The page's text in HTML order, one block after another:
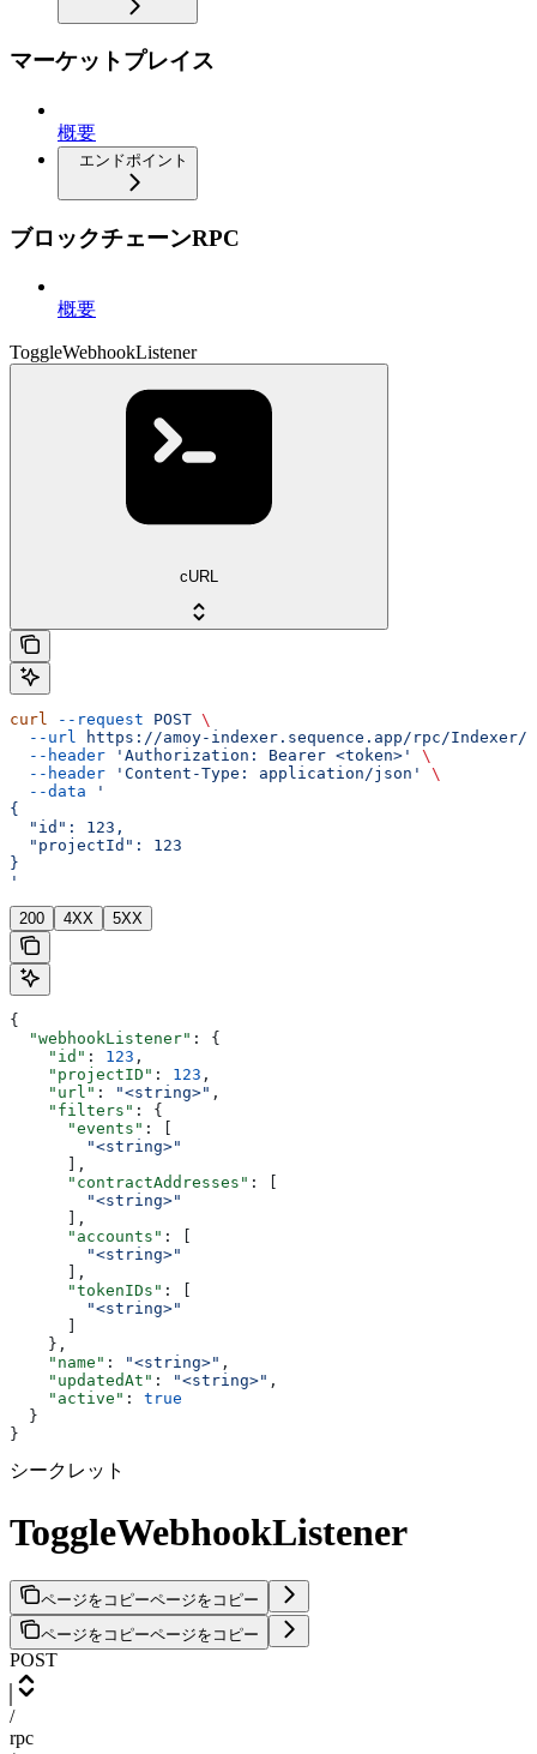
マーケットプレイス
概要
エンドポイント
ブロックチェーンRPC
概要
ToggleWebhookListener
cURL
curl --request POST \
  --url
https://amoy-indexer.sequence.app/rpc/Indexer/
  --header
'Authorization: Bearer <token>'
\
  --header
'Content-Type: application/json'
\
  --data
'
{
  "id": 123,
  "projectId": 123
}
'
200 4XX 5XX
{
  "webhookListener"
: {
    "id"
: 123 ,
    "projectID"
: 123 ,
    "url"
: "<string>" ,
    "filters"
: {
      "events"
: [
        "<string>"
      ],
      "contractAddresses"
: [
        "<string>"
      ],
      "accounts"
: [
        "<string>"
      ],
      "tokenIDs"
: [
        "<string>"
    },
    "name"
: "<string>" ,
    "updatedAt"
: "<string>" ,
    "active"
: true
  }
}
シークレット
ToggleWebhookListener
ページをコピーページをコピー
ページをコピーページをコピー
POST
/
rpc